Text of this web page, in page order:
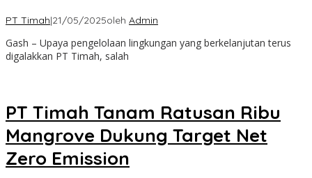
PT Timah|21/05/2025oleh Admin
Gash – Upaya pengelolaan lingkungan yang berkelanjutan terus
digalakkan PT Timah, salah
PT Timah Tanam Ratusan Ribu
Mangrove Dukung Target Net
Zero Emission